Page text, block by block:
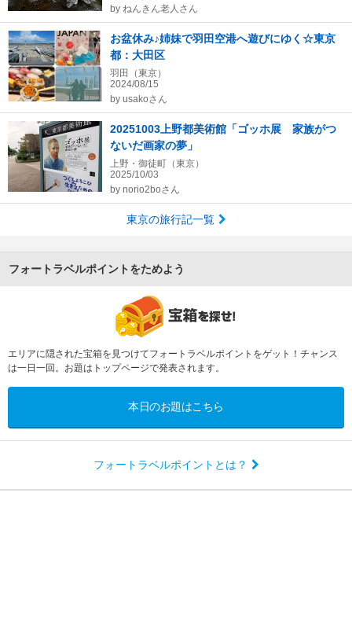
by ねんきん老人さん
お盆休み♪姉妹で羽田空港へ遊びにゆく☆東京
都：大田区
羽田（東京）
2024/08/15
by usakoさん
20251003上野都美術館「ゴッホ展 家族がつ
ないだ画家の夢」
上野・御徒町（東京）
2025/10/03
by norio2boさん
東京の旅行記一覧
フォートラベルポイントをためよう
エリアに隠された宝箱を見つけてフォートラベルポイントをゲット！チャンス
は一日一回。お題はトップページで発表されます。
本日のお題はこちら
フォートラベルポイントとは？